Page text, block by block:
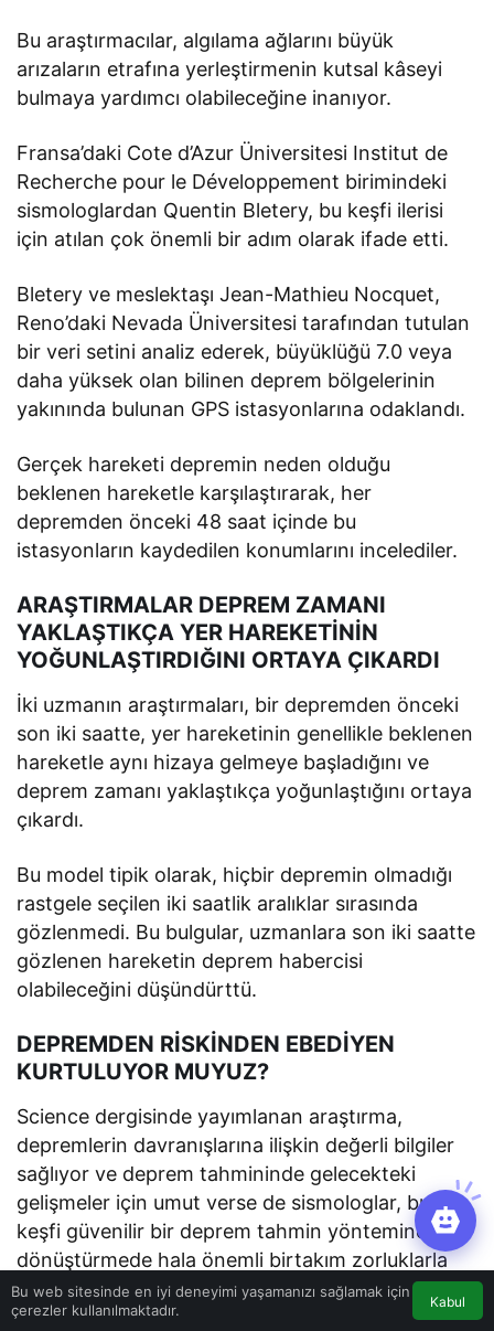
Bu araştırmacılar, algılama ağlarını büyük
arızaların etrafına yerleştirmenin kutsal kâseyi
bulmaya yardımcı olabileceğine inanıyor.
Fransa’daki Cote d’Azur Üniversitesi Institut de
Recherche pour le Développement birimindeki
sismologlardan Quentin Bletery, bu keşfi ilerisi
için atılan çok önemli bir adım olarak ifade etti.
Bletery ve meslektaşı Jean-Mathieu Nocquet,
Reno’daki Nevada Üniversitesi tarafından tutulan
bir veri setini analiz ederek, büyüklüğü 7.0 veya
daha yüksek olan bilinen deprem bölgelerinin
yakınında bulunan GPS istasyonlarına odaklandı.
Gerçek hareketi depremin neden olduğu
beklenen hareketle karşılaştırarak, her
depremden önceki 48 saat içinde bu
istasyonların kaydedilen konumlarını incelediler.
ARAŞTIRMALAR DEPREM ZAMANI
YAKLAŞTIKÇA YER HAREKETİNİN
YOĞUNLAŞTIRDIĞINI ORTAYA ÇIKARDI
İki uzmanın araştırmaları, bir depremden önceki
son iki saatte, yer hareketinin genellikle beklenen
hareketle aynı hizaya gelmeye başladığını ve
deprem zamanı yaklaştıkça yoğunlaştığını ortaya
çıkardı.
Bu model tipik olarak, hiçbir depremin olmadığı
rastgele seçilen iki saatlik aralıklar sırasında
gözlenmedi. Bu bulgular, uzmanlara son iki saatte
gözlenen hareketin deprem habercisi
olabileceğini düşündürttü.
DEPREMDEN RİSKİNDEN EBEDİYEN
KURTULUYOR MUYUZ?
Science dergisinde yayımlanan araştırma,
depremlerin davranışlarına ilişkin değerli bilgiler
sağlıyor ve deprem tahmininde gelecekteki
gelişmeler için umut verse de sismologlar, bu
keşfi güvenilir bir deprem tahmin yöntemine
dönüştürmede hala önemli birtakım zorluklarla
karşı karşıya.
Bu web sitesinde en iyi deneyimi yaşamanızı sağlamak için
çerezler kullanılmaktadır.
Kabul